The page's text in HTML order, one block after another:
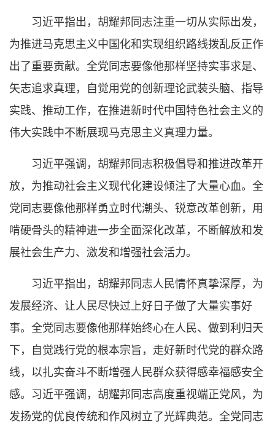
习近平指出，胡耀邦同志注重一切从实际出发，
为推进马克思主义中国化和实现组织路线拨乱反正作
出了重要贡献。全党同志要像他那样坚持实事求是、
矢志追求真理，自觉用党的创新理论武装头脑、指导
实践、推动工作，在推进新时代中国特色社会主义的
伟大实践中不断展现马克思主义真理力量。
习近平强调，胡耀邦同志积极倡导和推进改革开
放，为推动社会主义现代化建设倾注了大量心血。全
党同志要像他那样勇立时代潮头、锐意改革创新，用
啃硬骨头的精神进一步全面深化改革，不断解放和发
展社会生产力、激发和增强社会活力。
习近平指出，胡耀邦同志人民情怀真挚深厚，为
发展经济、让人民尽快过上好日子做了大量实事好
事。全党同志要像他那样始终心在人民、做到利归天
下，自觉践行党的根本宗旨，走好新时代党的群众路
线，以扎实奋斗不断增强人民群众获得感幸福感安全
感。习近平强调，胡耀邦同志高度重视端正党风，为
发扬党的优良传统和作风树立了光辉典范。全党同志